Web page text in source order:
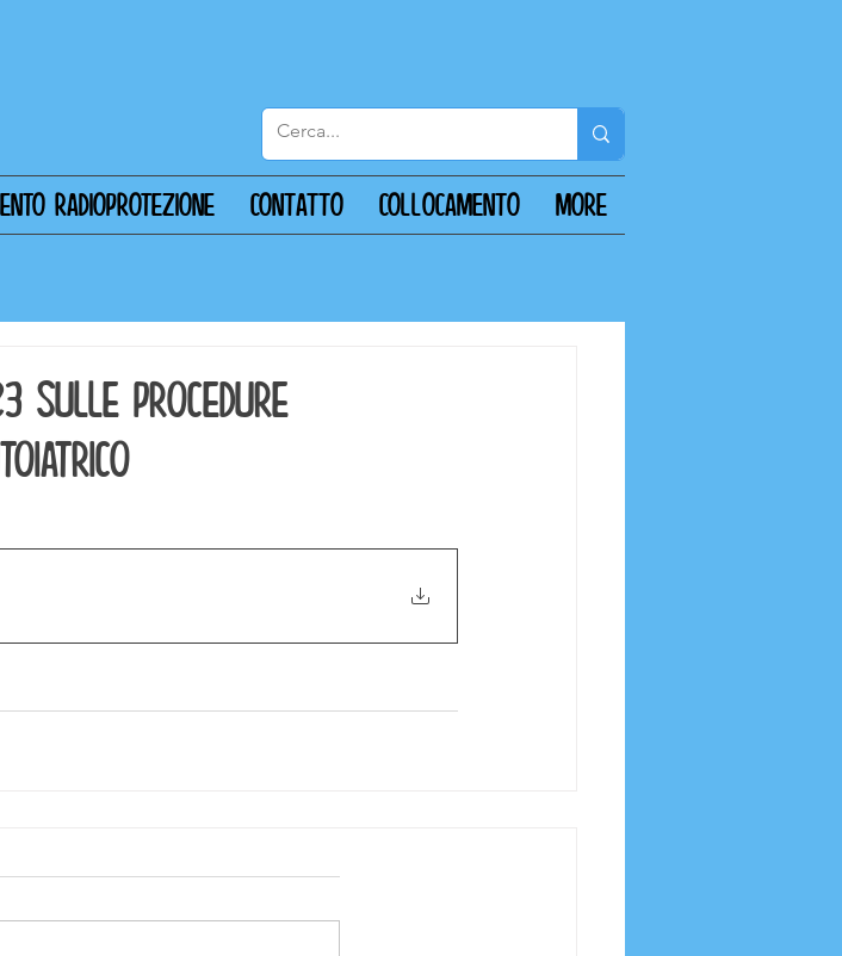
radioprotezione CONTATTO COLLOCAMENTO More
sulle procedure